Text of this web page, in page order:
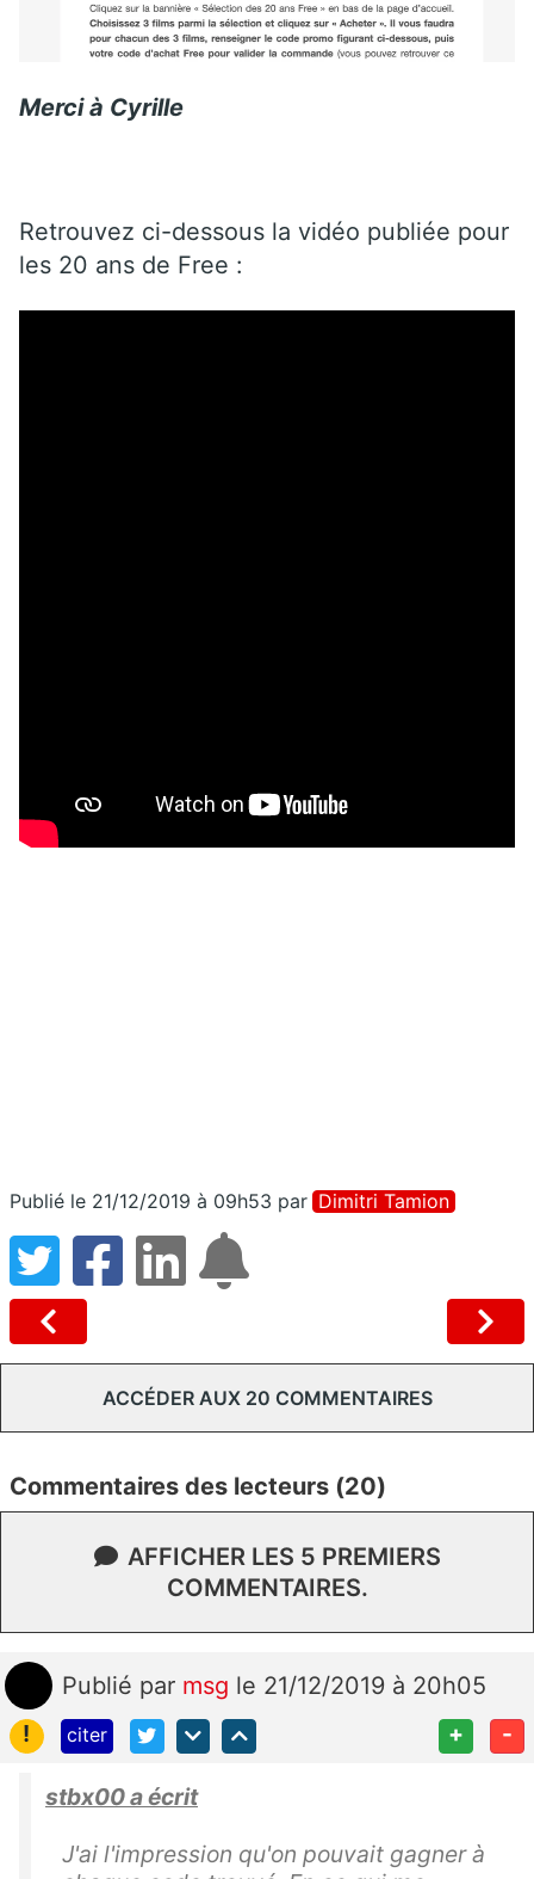
Merci à Cyrille
Retrouvez ci-dessous la vidéo publiée pour
les 20 ans de Free :
Publié le 21/12/2019 à 09h53 par Dimitri Tamion
ACCÉDER AUX 20 COMMENTAIRES
Commentaires des lecteurs (20)
AFFICHER LES 5 PREMIERS
COMMENTAIRES.
Publié par msg le 21/12/2019 à 20h05
!
citer + -
stbx00 a écrit
J'ai l'impression qu'on pouvait gagner à